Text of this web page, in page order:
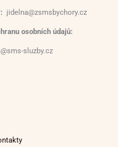
jidelna@zsmsbychory.cz
osobních údajů:
sluzby.cz